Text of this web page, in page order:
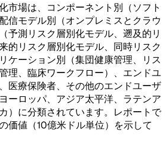
市場は、コンポーネント別（ソフト
信モデル別（オンプレミスとクラウ
予測リスク層別化モデル、遡及的リ
的リスク層別化モデル、同時リスク
ケーション別（集団健康管理、リス
理、臨床ワークフロー）、エンドユ
医療保険者、その他のエンドユーザ
ーロッパ、アジア太平洋、ラテンア
）に分類されています。レポートで
価値（10億米ドル単位）を示して